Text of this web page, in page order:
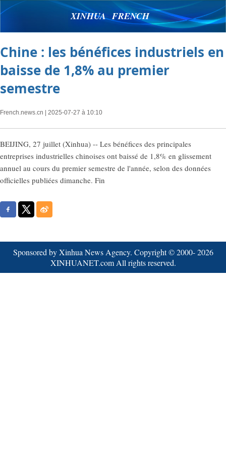
XINHUA FRENCH
Chine : les bénéfices industriels en
baisse de 1,8% au premier
semestre
French.news.cn | 2025-07-27 à 10:10
BEIJING, 27 juillet (Xinhua) -- Les bénéfices des principales
entreprises industrielles chinoises ont baissé de 1,8% en glissement
annuel au cours du premier semestre de l'année, selon des données
officielles publiées dimanche. Fin
Sponsored by Xinhua News Agency. Copyright © 2000-2026
XINHUANET.com All rights reserved.